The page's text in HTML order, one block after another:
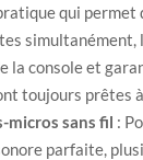
qui permet
simultanément,
la console et
toujours prêtes à
micros sans fil :
parfaite,